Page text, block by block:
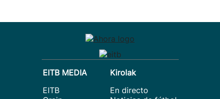
EITB MEDIA
EITB
Kirolak
En directo